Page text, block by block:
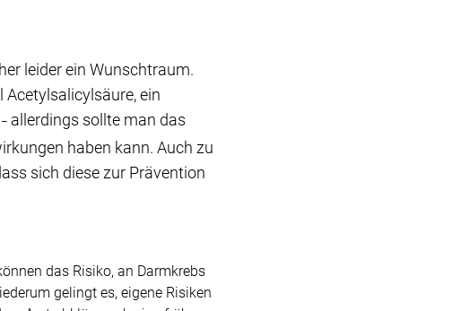
leider ein Wunschtraum.
Acetylsalicylsäure, ein
– allerdings sollte man das
haben kann. Auch zu
sich diese zur Prävention
das Risiko, an Darmkrebs
gelingt es, eigene Risiken